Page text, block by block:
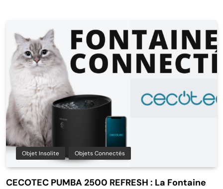
Objet Insolite Objets Connectés
CECOTEC PUMBA 2500 REFRESH : La Fontaine